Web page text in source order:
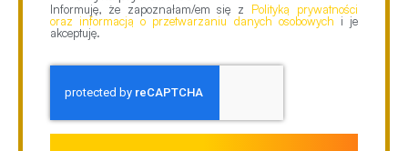
Informuję, że zapoznałam/em się z Polityką prywatności
oraz informacją o przetwarzaniu danych osobowych i je
akceptuję.